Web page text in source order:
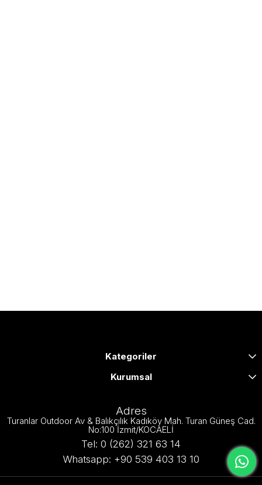
Kategoriler
Kurumsal
Adres
Turanlar Outdoor Av & Balıkçılık Kadıköy Mah. Turan Güneş Cad.
No:100 İzmit/KOCAELİ
Tel: 0 (262) 321 63 14
Whatsapp: +90 539 403 13 10